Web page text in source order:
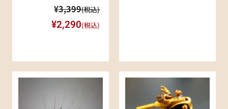
¥3,399(税込)
¥2,290(税込)